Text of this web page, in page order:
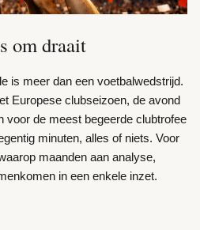
om draait
is meer dan een voetbalwedstrijd.
Europese clubseizoen, de avond
voor de meest begeerde clubtrofee
minuten, alles of niets. Voor
maanden aan analyse,
in een enkele inzet.